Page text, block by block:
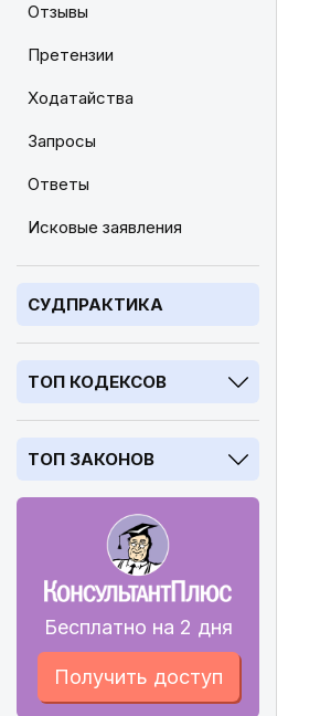
Отзывы
Претензии
Ходатайства
Запросы
Ответы
Исковые заявления
СУДПРАКТИКА
ТОП КОДЕКСОВ
ТОП ЗАКОНОВ
Бесплатно на 2 дня
Получить доступ